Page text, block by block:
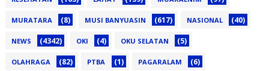
MURATARA (8) MUSI BANYUASIN (617) NASIONAL (40)
NEWS (4342) OKI (4) OKU SELATAN (5)
OLAHRAGA (82) PTBA (1) PAGARALAM (6)